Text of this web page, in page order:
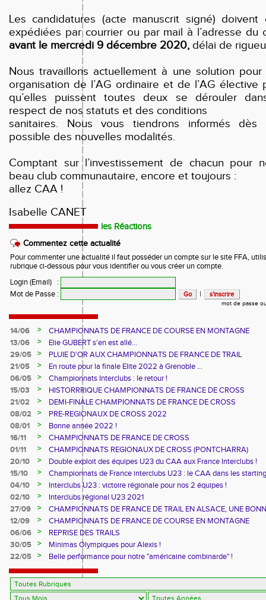
Les candidatures (acte manuscrit signé) doivent
expédiées par courrier ou par mail à l’adresse du
avant le mercredi 9 décembre 2020, délai de
Nous travaillons actuellement à une solution pour
organisation de l’AG ordinaire et de l’AG élective
qu’elles puissent toutes deux se dérouler
respect de nos statuts et des conditions
sanitaires. Nous vous tiendrons informés dès
possible des nouvelles modalités.
Comptant sur l’investissement de chacun pour
beau club communautaire, encore et toujours :
allez CAA !
Isabelle CANET
les Réactions
Commentez cette actualité
Pour commenter une actualité il faut posséder un compte sur le site FFA,
rubrique ci-dessous pour vous identifier ou vous créer un compte.
Login (Email)
:
Mot de Passe : |
mot de passe
14/06 >
CHAMPIONNATS DE FRANCE DE COURSE EN MONTAGNE
13/06
>
Elie GUBERT s'en est allé...
29/05
>
PLUIE D'OR AUX CHAMPIONNATS DE FRANCE DE TRAIL
21/05
>
En route pour la finale Elite 2022 à Grenoble ...
06/05
>
Championnats Interclubs : le retour !
15/03
>
HISTORRRIQUE CHAMPIONNATS DE FRANCE DE CROSS
21/02
>
DEMI-FINALE CHAMPIONNATS DE FRANCE DE CROSS
08/02
>
PRE-REGIONAUX DE CROSS 2022
08/01
>
Bonne année 2022 !
16/11
>
CHAMPIONNATS DE FRANCE DE CROSS
01/11
>
CHAMPIONNATS REGIONAUX DE CROSS (PONTCHARRA)
20/10
>
Double exploit des équipes U23 du CAA aux France Interclubs !
15/10
>
Championnats de France interclubs U23 : le CAA dans les
blocks !
04/10 >
Interclubs U23 : victoire régionale pour nos 2 équipes !
02/10
>
Interclubs régional U23 2021
27/09
>
CHAMPIONNATS DE FRANCE DE TRAIL EN ALSACE, UNE
CUVEE
12/09 >
CHAMPIONNATS DE FRANCE DE COURSE EN MONTAGNE
06/06
>
REPRISE DES TRAILS
30/05
>
Minimas Olympiques pour Alexis !
22/05
> Belle performance pour notre "américaine combinarde" !